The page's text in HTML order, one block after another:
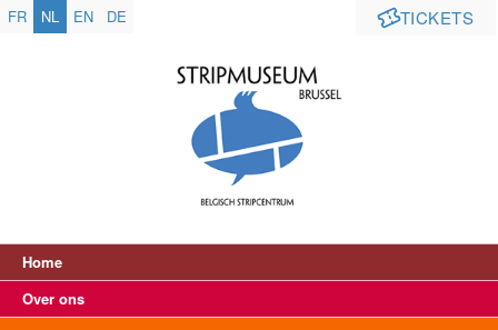
TICKETS
FR NL EN DE
Home
Over ons